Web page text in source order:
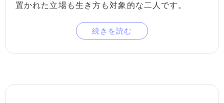
置かれた立場も生き方も対象的な二人です。
続きを読む